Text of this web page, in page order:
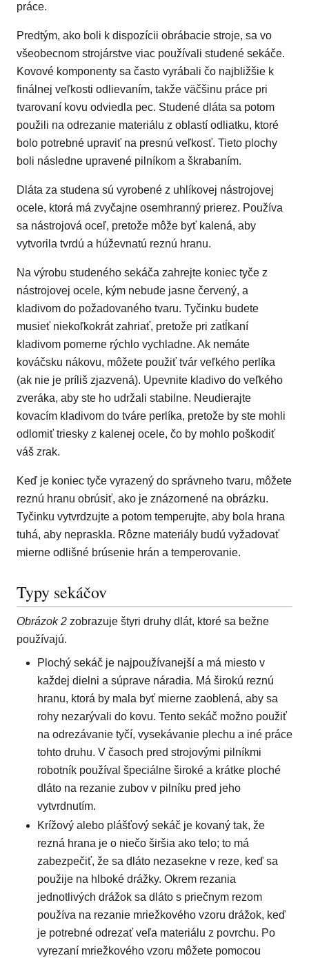
práce.
Predtým, ako boli k dispozícii obrábacie stroje, sa vo
všeobecnom strojárstve viac používali studené sekáče.
Kovové komponenty sa často vyrábali čo najbližšie k
finálnej veľkosti odlievaním, takže väčšinu práce pri
tvarovaní kovu odviedla pec. Studené dláta sa potom
použili na odrezanie materiálu z oblastí odliatku, ktoré
bolo potrebné upraviť na presnú veľkosť. Tieto plochy
boli následne upravené pilníkom a škrabaním.
Dláta za studena sú vyrobené z uhlíkovej nástrojovej
ocele, ktorá má zvyčajne osemhranný prierez. Používa
sa nástrojová oceľ, pretože môže byť kalená, aby
vytvorila tvrdú a húževnatú reznú hranu.
Na výrobu studeného sekáča zahrejte koniec tyče z
nástrojovej ocele, kým nebude jasne červený, a
kladivom do požadovaného tvaru. Tyčinku budete
musieť niekoľkokrát zahriať, pretože pri zatĺkaní
kladivom pomerne rýchlo vychladne. Ak nemáte
kováčsku nákovu, môžete použiť tvár veľkého perlíka
(ak nie je príliš zjazvená). Upevnite kladivo do veľkého
zveráka, aby ste ho udržali stabilne. Neudierajte
kovacím kladivom do tváre perlíka, pretože by ste mohli
odlomiť triesky z kalenej ocele, čo by mohlo poškodiť
váš zrak.
Keď je koniec tyče vyrazený do správneho tvaru, môžete
reznú hranu obrúsiť, ako je znázornené na obrázku.
Tyčinku vytvrdzujte a potom temperujte, aby bola hrana
tuhá, aby nepraskla. Rôzne materiály budú vyžadovať
mierne odlišné brúsenie hrán a temperovanie.
Typy sekáčov
Obrázok 2 zobrazuje štyri druhy dlát, ktoré sa bežne
používajú.
Plochý sekáč je najpoužívanejší a má miesto v
každej dielni a súprave náradia. Má širokú reznú
hranu, ktorá by mala byť mierne zaoblená, aby sa
rohy nezarývali do kovu. Tento sekáč možno použiť
na odrezávanie tyčí, vysekávanie plechu a iné práce
tohto druhu. V časoch pred strojovými pilníkmi
robotník používal špeciálne široké a krátke ploché
dláto na rezanie zubov v pilníku pred jeho
vytvrdnutím.
Krížový alebo plášťový sekáč je kovaný tak, že
rezná hrana je o niečo širšia ako telo; to má
zabezpečiť, že sa dláto nezasekne v reze, keď sa
použije na hlboké drážky. Okrem rezania
jednotlivých drážok sa dláto s priečnym rezom
používa na rezanie mriežkového vzoru drážok, keď
je potrebné odrezať veľa materiálu z povrchu. Po
vyrezaní mriežkového vzoru môžete pomocou